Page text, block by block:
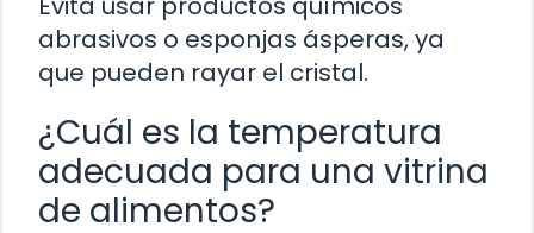
abrasivos o esponjas ásperas, ya
que pueden rayar el cristal.
¿Cuál es la temperatura
adecuada para una vitrina
de alimentos?